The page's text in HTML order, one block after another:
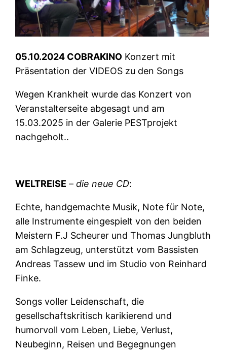
05.10.2024 COBRAKINO Konzert mit
Präsentation der VIDEOS zu den Songs
Wegen Krankheit wurde das Konzert von
Veranstalterseite abgesagt und am
15.03.2025 in der Galerie PESTprojekt
nachgeholt..
WELTREISE –die neue CD:
Echte, handgemachte Musik, Note für Note,
alle Instrumente eingespielt von den beiden
Meistern F.J Scheurer und Thomas Jungbluth
am Schlagzeug, unterstützt vom Bassisten
Andreas Tassew und im Studio von Reinhard
Finke.
Songs voller Leidenschaft, die
gesellschaftskritisch karikierend und
humorvoll vom Leben, Liebe, Verlust,
Neubeginn, Reisen und Begegnungen